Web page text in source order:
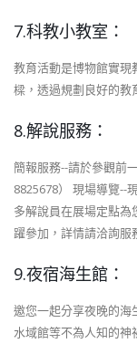
7.科教小教室：
教育活動是博物館實現
樑，透過規劃良好的教
8.解說服務：
簡報服務--請於參觀前
8825678） 現場導覽--
多解說員在展場定點為
躍參加，詳情請洽詢服
9.夜宿海生館：
邀您一起分享夜晚的海
水域館等不為人知的